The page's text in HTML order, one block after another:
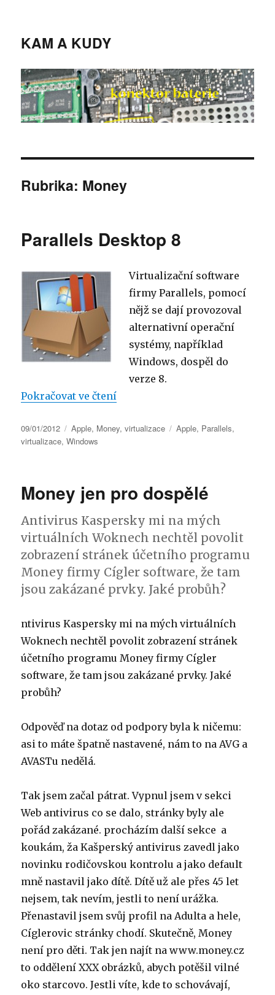
KAM A KUDY
Rubrika: Money
Parallels Desktop 8
Virtualizační software
firmy Parallels, pomocí
nějž se dají provozoval
alternativní operační
systémy, například
Windows, dospěl do
verze 8.
Pokračovat ve čtení„Parallels Desktop 8“
Publikováno:
09/01/2012 Rubriky:
Apple, Money,virtualizace Štítky:
Apple, Parallels,
virtualizace,Windows
Money jen pro dospělé
Antivirus Kaspersky mi na mých
virtuálních Woknech nechtěl povolit
zobrazení stránek účetního programu
Money firmy Cígler software, že tam
jsou zakázané prvky. Jaké probůh?
ntivirus Kaspersky mi na mých virtuálních
Woknech nechtěl povolit zobrazení stránek
účetního programu Money firmy Cígler
software, že tam jsou zakázané prvky. Jaké
probůh?
Odpověď na dotaz od podpory byla k ničemu:
asi to máte špatně nastavené, nám to na AVG a
AVASTu nedělá.
Tak jsem začal pátrat. Vypnul jsem v sekci
Web antivirus co se dalo, stránky byly ale
pořád zakázané. procházím další sekce a
koukám, ža Kašperský antivirus zavedl jako
novinku rodičovskou kontrolu a jako default
mně nastavil jako dítě. Dítě už ale přes 45 let
nejsem, tak nevím, jestli to není urážka.
Přenastavil jsem svůj profil na Adulta a hele,
Cíglerovic stránky chodí. Skutečně, Money
není pro děti. Tak jen najít na www.money.cz
to oddělení XXX obrázků, abych potěšil vilné
oko starcovo. Jestli víte, kde to schovávají,